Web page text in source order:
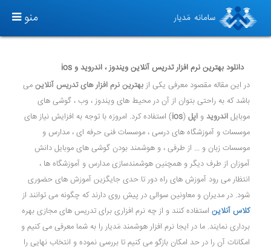
T
O
L
N
G
A
T
I
O
منو
دانلود بهترین نرم افزار تدریس آنلاین ویندوز ، اندروید و ios
در این مقاله مقصود معرفی یکی از بهترین نرم افزار های تدریس آنلاین می
باشد که به راحتی بتوان از آن در محیط های ویندوز ، وب ، گوشی های
موبایل اندروید و اپل (
ios) استفاده کرد. امروزه با توجه به افزایش نیاز های
موسسات و آموزشگاه های درسی ، موسسات فنی حرفه ای ، مدارس و
موسسات زبان و ... از طرفی ، و هوشمند بودن گوشی های موبایل دانش
آموزان از طرف دیگر و همچنین هوشمندسازی مدارس و آموزشگاه ها ،
انتظار می رود آموزش های راه دور تا حدی جایگزین آموزش های حضوری
شود. در مدیران و معاونین سوالی در پیش روی دارند که چگونه می توانند از
کلاس آنلاین استفاده کنند و از چه نرم افزاری برای تدریس های مجازی بهره
برداری نمایند. ما در ایجا نرم افزار هوشمند مَدیار را به شما معرفی می کنیم و
امکانات آن را در حد امکان بازگو می کنیم تا بررسی نموده و انتخاب نهایی را